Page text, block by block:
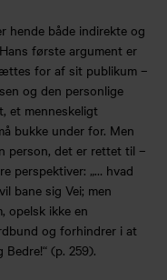
hende både indirekte og
første argument er
for af sit publikum –
og den personlige
et menneskeligt
bukke under for. Men
person, det er rettet til –
perspektiver: „… hvad
bane sig Vei; men
opelsk ikke en
og forhindrer i at
(p. 259).